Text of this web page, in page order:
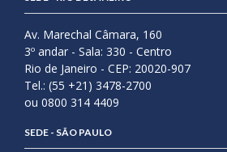
Av. Marechal Câmara, 160
3º andar - Sala: 330 - Centro
Rio de Janeiro - CEP: 20020-907
Tel.: (55 +21) 3478-2700
ou 0800 314 4409
SEDE - SÃO PAULO